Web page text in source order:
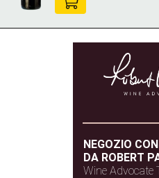
NEGOZIO
DA ROBERT
Wine Advocate